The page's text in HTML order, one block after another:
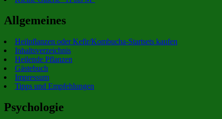
Allgemeines
Heilpflanzen oder Kefir/Kombucha-Startsets kaufen
Inhaltsverzeichnis
Heilende Pflanzen
Gästebuch
Impressum
Tipps und Empfehlungen
Psychologie